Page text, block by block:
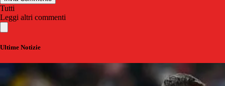
Tutti
Leggi altri commenti
Ultime Notizie